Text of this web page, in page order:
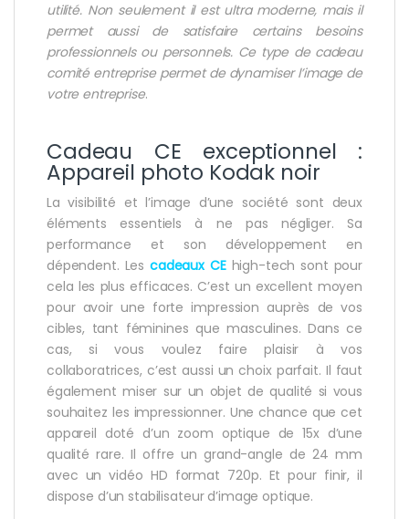
utilité. Non seulement il est ultra moderne, mais il
permet aussi de satisfaire certains besoins
professionnels ou personnels. Ce type de cadeau
comité entreprise permet de dynamiser l’image de
votre entreprise.
Cadeau CE exceptionnel :
Appareil photo Kodak noir
La visibilité et l’image d’une société sont deux
éléments essentiels à ne pas négliger. Sa
performance et son développement en
dépendent. Les cadeaux CEhigh-tech sont pour
cela les plus efficaces. C’est un excellent moyen
pour avoir une forte impression auprès de vos
cibles, tant féminines que masculines. Dans ce
cas, si vous voulez faire plaisir à vos
collaboratrices, c’est aussi un choix parfait. Il faut
également miser sur un objet de qualité si vous
souhaitez les impressionner. Une chance que cet
appareil doté d’un zoom optique de 15x d’une
qualité rare. Il offre un grand-angle de 24 mm
avec un vidéo HD format 720p. Et pour finir, il
dispose d’un stabilisateur d’image optique.